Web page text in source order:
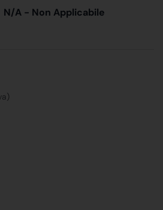
N/A - Non Applicabile